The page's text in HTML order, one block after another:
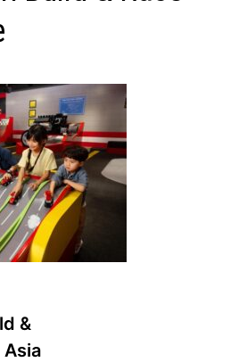
&
Asia